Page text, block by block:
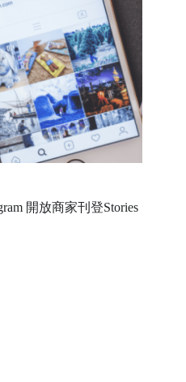
開放商家刊登Stories